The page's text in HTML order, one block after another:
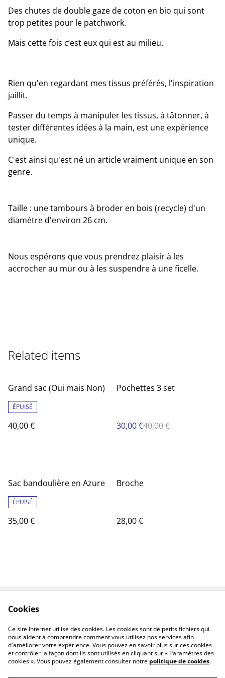
Des chutes de double gaze de coton en bio qui sont
trop petites pour le patchwork.
Mais cette fois c’est eux qui est au milieu.
Rien qu'en regardant mes tissus préférés, l'inspiration
jaillit.
Passer du temps à manipuler les tissus, à tâtonner, à
tester différentes idées à la main, est une expérience
unique.
C'est ainsi qu'est né un article vraiment unique en son
genre.
Taille : une tambours à broder en bois (recycle) d'un
diamètre d'environ 26 cm.
Nous espérons que vous prendrez plaisir à les
accrocher au mur ou à les suspendre à une ficelle.
Related items
Grand sac (Oui mais Non)
ÉPUISÉ
40,00 €
%
Pochettes 3 set
30,00 €40,00 €
Sac bandoulière en Azure
ÉPUISÉ
35,00 €
Broche
28,00 €
Politique de
confidentialité
Politique de cookies
Cookies
Ce site Internet utilise des cookies. Les cookies sont de petits fichiers qui
nous aident à comprendre comment vous utilisez nos services afin
d'améliorer votre expérience. Vous pouvez en savoir plus sur ces cookies
et contrôler la façon dont ils sont utilisés en cliquant sur « Paramètres des
cookies ». Vous pouvez également consulter notre politique de cookies.